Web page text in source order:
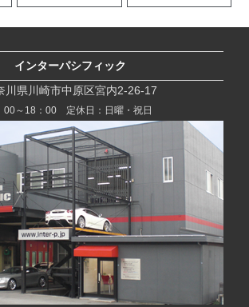
インターパシフィック
川県川崎市中原区宮内2-26-17
00～18：00 定休日：日曜・祝日